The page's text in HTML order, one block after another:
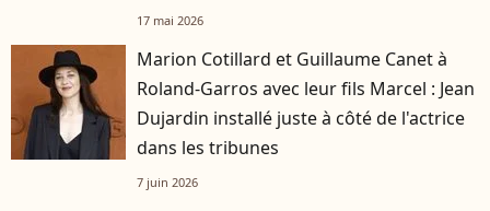
17 mai 2026
Marion Cotillard et Guillaume Canet à
Roland-Garros avec leur fils Marcel : Jean
Dujardin installé juste à côté de l'actrice
dans les tribunes
7 juin 2026